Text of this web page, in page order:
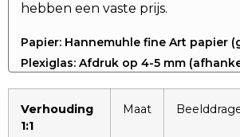
hebben een vaste prijs.
Papier: Hannemuhle fine Art papier
Plexiglas: Afdruk op 4-5 mm
Verhouding
1:1
Maat